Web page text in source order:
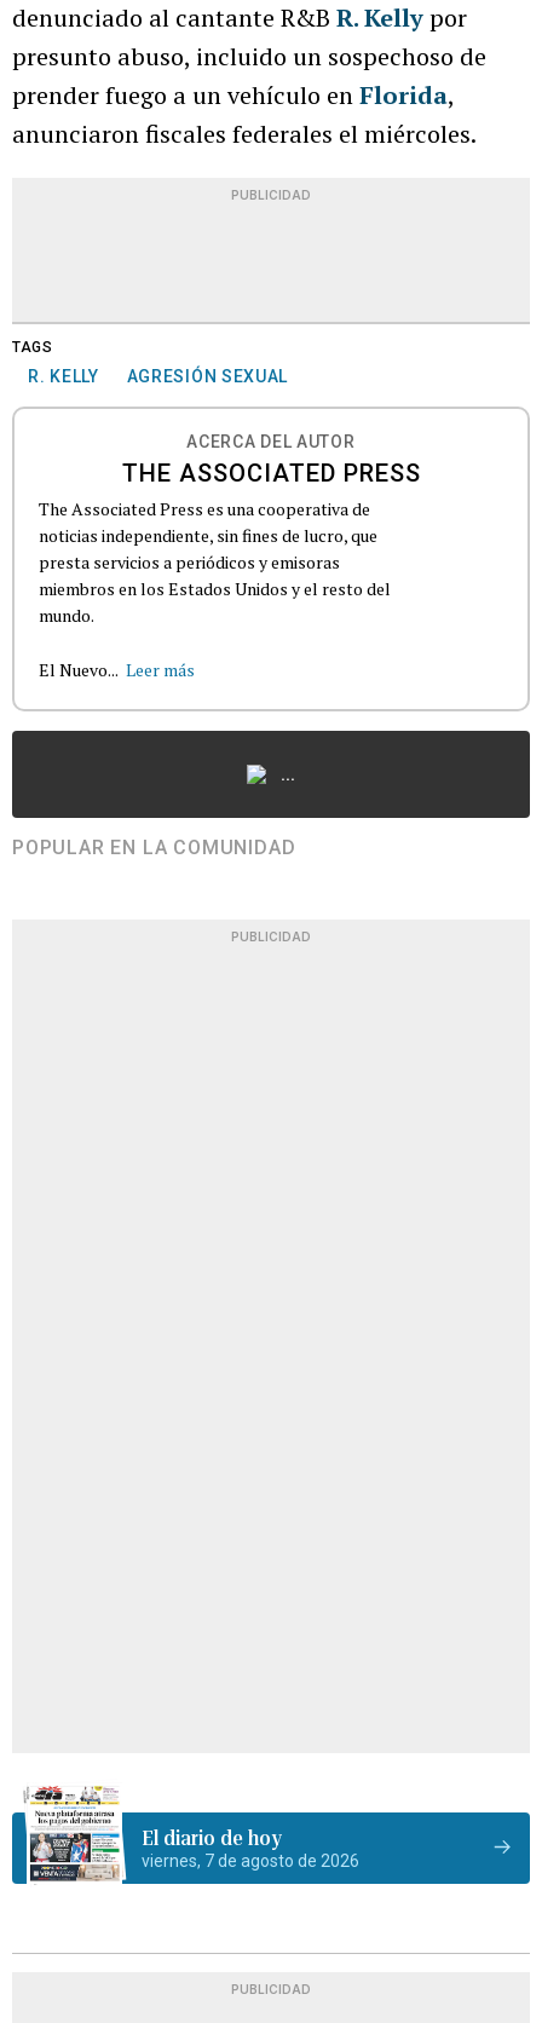
denunciado al cantante R&B R. Kellypor
presunto abuso, incluido un sospechoso de
prender fuego a un vehículo enFlorida,
anunciaron fiscales federales el miércoles.
PUBLICIDAD
TAGS
R. KELLY AGRESIÓN SEXUAL
ACERCA DEL AUTOR
THE ASSOCIATED PRESS
The Associated Press es una cooperativa de
noticias independiente, sin fines de lucro, que
presta servicios a periódicos y emisoras
miembros en los Estados Unidos y el resto del
mundo.
El Nuevo... Leer más
...
POPULAR EN LA COMUNIDAD
PUBLICIDAD
El diario de hoy
viernes, 7 de agosto de 2026
PUBLICIDAD